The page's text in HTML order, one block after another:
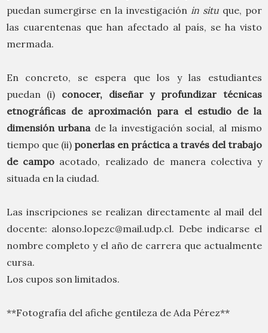
puedan sumergirse en la investigación in situ que, por
las cuarentenas que han afectado al país, se ha visto
mermada.
En concreto, se espera que los y las estudiantes
puedan (i) conocer, diseñar y profundizar técnicas
etnográficas de aproximación para el estudio de la
dimensión urbana de la investigación social, al mismo
tiempo que (ii) ponerlas en práctica a través del trabajo
de campo acotado, realizado de manera colectiva y
situada en la ciudad.
Las inscripciones se realizan directamente al mail del
docente: alonso.lopezc@mail.udp.cl. Debe indicarse el
nombre completo y el año de carrera que actualmente
cursa.
Los cupos son limitados.
**Fotografía del afiche gentileza de Ada Pérez**